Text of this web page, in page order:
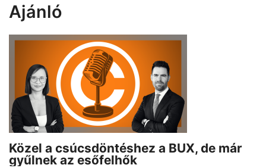
Ajánló
Közel a csúcsdöntéshez a BUX, de már
gyűlnek az esőfelhők